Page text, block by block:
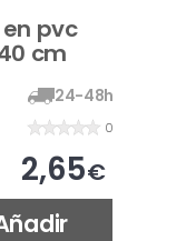
pvc
cm
24-48h
0
2,65€